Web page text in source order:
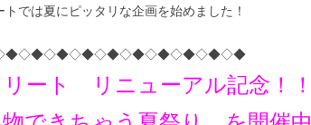
では夏にピッタリな企画を始めました！
リート リニューアル記念！